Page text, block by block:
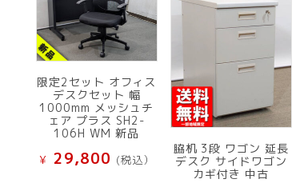
限定2セット オフィス
デスクセット 幅
1000mm メッシュチ
ェア プラス SH2-
106H WM 新品
¥ 29,800 (税込）
脇机 3段 ワゴン 延長
デスク サイドワゴン
カギ付き 中古